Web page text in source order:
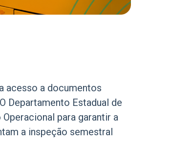
acesso a documentos
Departamento Estadual de
para garantir a
a inspeção semestral